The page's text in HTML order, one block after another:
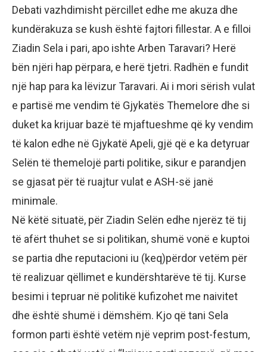
Debati vazhdimisht përcillet edhe me akuza dhe
kundërakuza se kush është fajtori fillestar. A e filloi
Ziadin Sela i pari, apo ishte Arben Taravari? Herë
bën njëri hap përpara, e herë tjetri. Radhën e fundit
një hap para ka lëvizur Taravari. Ai i mori sërish vulat
e partisë me vendim të Gjykatës Themelore dhe si
duket ka krijuar bazë të mjaftueshme që ky vendim
të kalon edhe në Gjykatë Apeli, gjë që e ka detyruar
Selën të themelojë parti politike, sikur e parandjen
se gjasat për të ruajtur vulat e ASH-së janë
minimale.
Në këtë situatë, për Ziadin Selën edhe njerëz të tij
të afërt thuhet se si politikan, shumë vonë e kuptoi
se partia dhe reputacioni iu (keq)përdor vetëm për
të realizuar qëllimet e kundërshtarëve të tij. Kurse
besimi i tepruar në politikë kufizohet me naivitet
dhe është shumë i dëmshëm. Kjo që tani Sela
formon parti është vetëm një veprim post-festum,